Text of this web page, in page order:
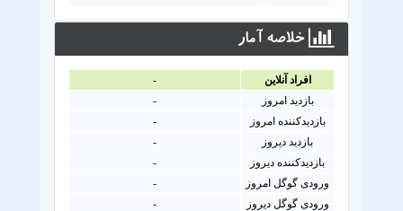
خلاصه آمار
افراد آنلاين
-
بازدید امروز
-
بازدیدکننده امروز
-
بازدید دیروز
-
بازدیدکننده دیروز
-
ورودی گوگل امروز
-
ورودی گوگل دیروز
-